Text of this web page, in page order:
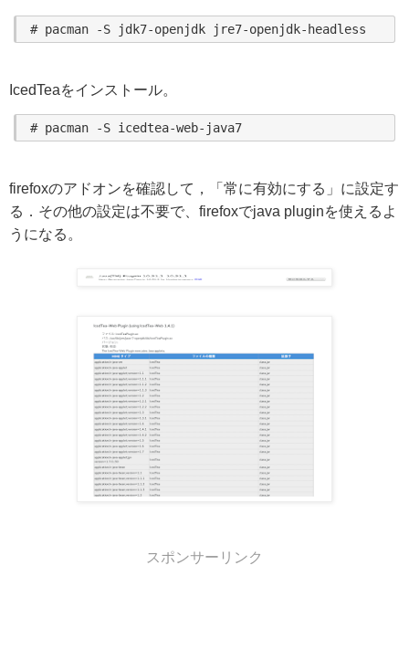
IcedTeaをインストール。
firefoxのアドオンを確認して，「常に有効にする」に設定す
る．その他の設定は不要で、firefoxでjava pluginを使えるよ
うになる。
スポンサーリンク